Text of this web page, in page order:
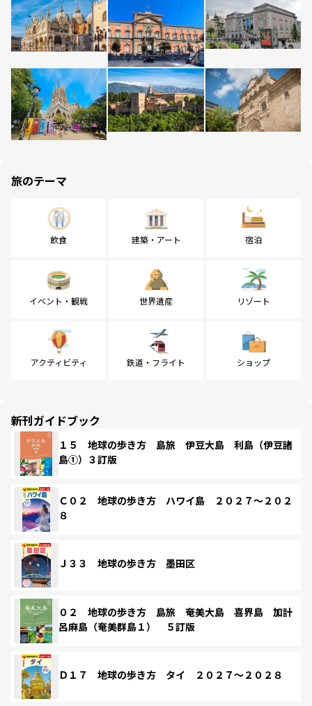
旅のテーマ
飲食 建築・アート 宿泊
イベント・観戦 世界遺産 リゾート
アクティビティ 鉄道・フライト ショップ
新刊ガイドブック
１５ 地球の歩き方 島旅 伊豆大島 利島（伊豆諸
島①）３訂版
Ｃ０２ 地球の歩き方 ハワイ島 ２０２７～２０２
８
Ｊ３３ 地球の歩き方 墨田区
０２ 地球の歩き方 島旅 奄美大島 喜界島 加計
呂麻島（奄美群島１） ５訂版
Ｄ１７ 地球の歩き方 タイ ２０２７～２０２８